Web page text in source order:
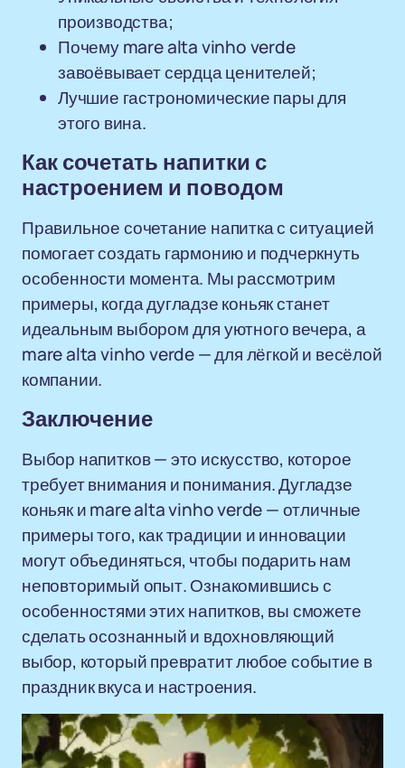
производства;
Почему mare alta vinho verde
завоёвывает сердца ценителей;
Лучшие гастрономические пары для
этого вина.
Как сочетать напитки с
настроением и поводом
Правильное сочетание напитка с ситуацией
помогает создать гармонию и подчеркнуть
особенности момента. Мы рассмотрим
примеры, когда дугладзе коньяк станет
идеальным выбором для уютного вечера, а
mare alta vinho verde — для лёгкой и весёлой
компании.
Заключение
Выбор напитков — это искусство, которое
требует внимания и понимания. Дугладзе
коньяк и mare alta vinho verde — отличные
примеры того, как традиции и инновации
могут объединяться, чтобы подарить нам
неповторимый опыт. Ознакомившись с
особенностями этих напитков, вы сможете
сделать осознанный и вдохновляющий
выбор, который превратит любое событие в
праздник вкуса и настроения.